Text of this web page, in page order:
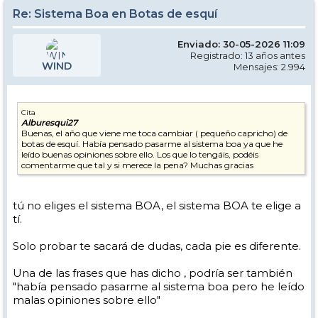
Re: Sistema Boa en Botas de esquí
WIND
Enviado: 30-05-2026 11:09
Registrado: 13 años antes
Mensajes: 2.994
Cita
Alburesqui27
Buenas, el año que viene me toca cambiar ( pequeño capricho) de
botas de esquí. Había pensado pasarme al sistema boa ya que he
leído buenas opiniones sobre ello. Los que lo tengáis, podéis
comentarme que tal y si merece la pena? Muchas gracias
tú no eliges el sistema BOA, el sistema BOA te elige a
tí.
Solo probar te sacará de dudas, cada pie es diferente.
Una de las frases que has dicho , podría ser también
"había pensado pasarme al sistema boa pero he leído
malas opiniones sobre ello"